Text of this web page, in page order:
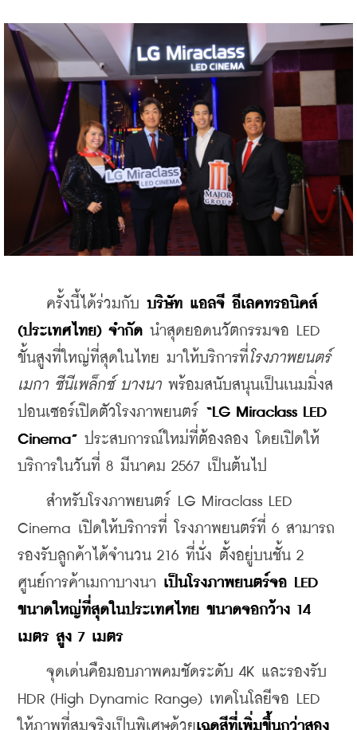
ครั้งนี้ได้ร่วมกับ บริษัท แอลจี อีเลคทรอนิคส์
(ประเทศไทย) จำกัด นำสุดยอดนวัตกรรมจอ LED
ขั้นสูงที่ใหญ่ที่สุดในไทย มาให้บริการที่โรงภาพยนตร์
เมกา ซีนีเพล็กซ์ บางนา พร้อมสนับสนุนเป็นเนมมิ่งส
ปอนเซอร์เปิดตัวโรงภาพยนตร์ “LG Miraclass LED
Cinema” ประสบการณ์ใหม่ที่ต้องลอง โดยเปิดให้
บริการในวันที่ 8 มีนาคม 2567 เป็นต้นไป
สำหรับโรงภาพยนตร์ LG Miraclass LED
Cinema เปิดให้บริการที่ โรงภาพยนตร์ที่ 6 สามารถ
รองรับลูกค้าได้จำนวน 216 ที่นั่ง ตั้งอยู่บนชั้น 2
ศูนย์การค้าเมกาบางนา เป็นโรงภาพยนตร์จอ LED
ขนาดใหญ่ที่สุดในประเทศไทย ขนาดจอกว้าง 14
เมตร สูง 7 เมตร
จุดเด่นคือมอบภาพคมชัดระดับ 4K และรองรับ
HDR (High Dynamic Range) เทคโนโลยีจอ LED
ให้ภาพที่สมจริงเป็นพิเศษด้วยเฉดสีที่เพิ่มขึ้นกว่าสอง